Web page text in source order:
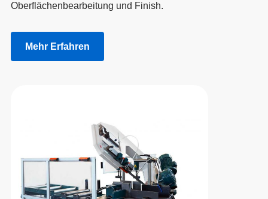
Oberflächenbearbeitung und Finish.
Mehr Erfahren